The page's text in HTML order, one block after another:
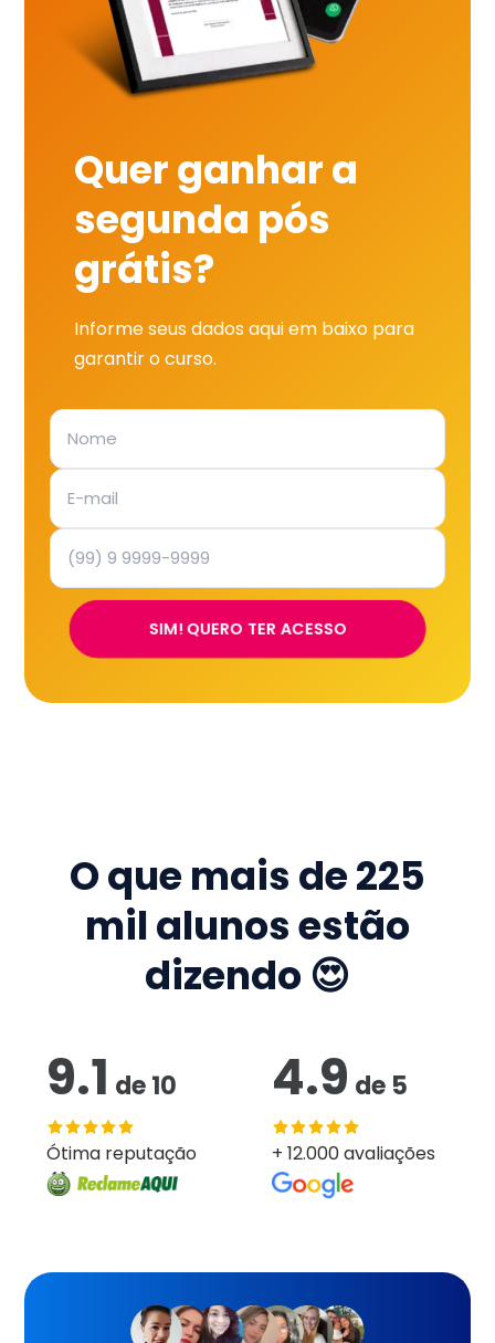
Quer ganhar a
segunda pós
grátis?
Informe seus dados aqui em baixo para
garantir o curso.
SIM! QUERO TER ACESSO
O que mais de225
mil alunos estão
dizendo 😍
9.1 de10
Ótima reputação
4.9 de 5
+ 12.000 avaliações